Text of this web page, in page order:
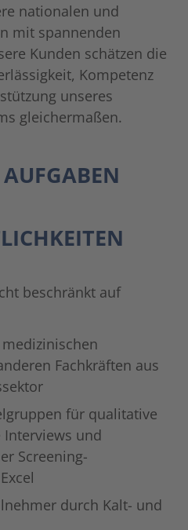
nationalen und
mit spannenden
Kunden schätzen die
Kompetenz
unseres
gleichermaßen.
beschränkt auf
Fachkräften aus
für qualitative
und
Screening-
durch Kalt- und